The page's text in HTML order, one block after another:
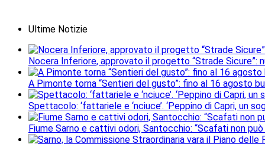
Ultime Notizie
Nocera Inferiore, approvato il progetto “Strade
A Pimonte torna “Sentieri del gusto”: fino al 16 agosto
Spettacolo: ‘fattariele e ‘nciuce’. ‘Peppino di Capri, un
Fiume Sarno e cattivi odori, Santocchio: “Scafati non